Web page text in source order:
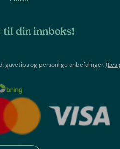
til din innboks!
gavetips og personlige anbefalinger.(Les